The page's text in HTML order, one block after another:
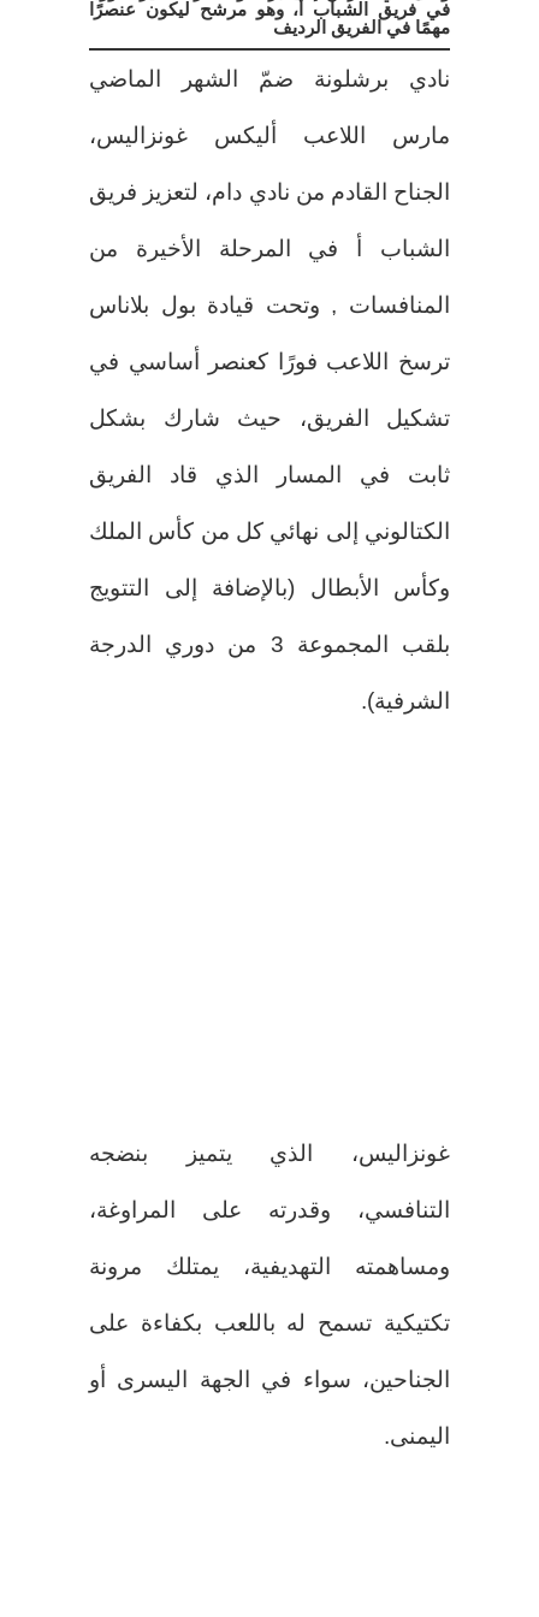
في فريق الشباب أ، وهو مرشح ليكون عنصرًا
مهمًا في الفريق الرديف
نادي برشلونة ضمّ الشهر الماضي
مارس اللاعب أليكس غونزاليس،
الجناح القادم من نادي دام، لتعزيز فريق
الشباب أ في المرحلة الأخيرة من
المنافسات , وتحت قيادة بول بلاناس
ترسخ اللاعب فورًا كعنصر أساسي في
تشكيل الفريق، حيث شارك بشكل
ثابت في المسار الذي قاد الفريق
الكتالوني إلى نهائي كل من كأس الملك
وكأس الأبطال (بالإضافة إلى التتويج
بلقب المجموعة 3 من دوري الدرجة
الشرفية).
غونزاليس، الذي يتميز بنضجه
التنافسي، وقدرته على المراوغة،
ومساهمته التهديفية، يمتلك مرونة
تكتيكية تسمح له باللعب بكفاءة على
الجناحين، سواء في الجهة اليسرى أو
اليمنى.